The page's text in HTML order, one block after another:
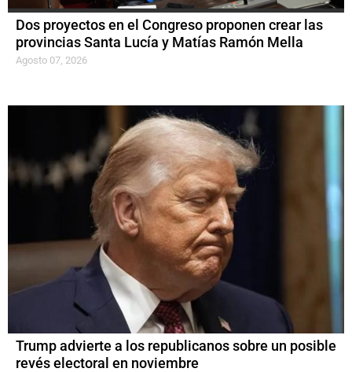
Dos proyectos en el Congreso proponen crear las
provincias Santa Lucía y Matías Ramón Mella
Agosto 07, 2026
Trump advierte a los republicanos sobre un posible
revés electoral en noviembre